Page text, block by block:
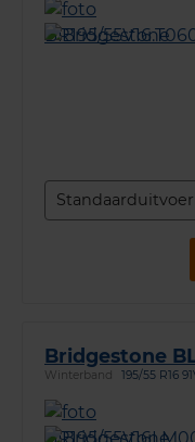
Bridgestone
Winterband 195/55 R16